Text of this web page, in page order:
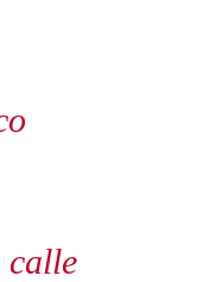
calle